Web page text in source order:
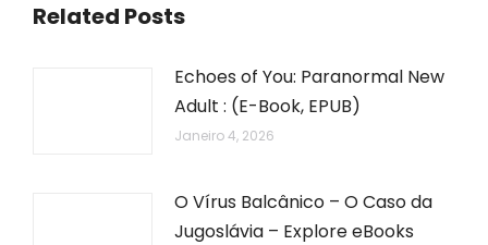
Related Posts
Echoes of You: Paranormal New
Adult : (E-Book, EPUB)
Janeiro 4, 2026
O Vírus Balcânico – O Caso da
Jugoslávia – Explore eBooks